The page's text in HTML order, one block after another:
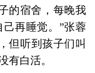
的宿舍，每晚我
再睡觉。”张蓉
但听到孩子们叫
有白活。